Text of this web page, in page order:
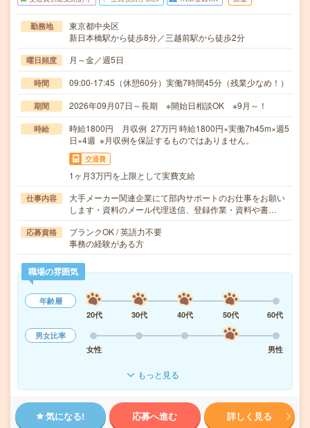
勤務地
東京都中央区
新日本橋駅から徒歩8分／三越前駅から徒歩2分
曜日頻度 月～金／週5日
時間 09:00-17:45（休憩60分）実働7時間45分（残業少なめ！）
期間 2026年09月07日～長期 ※開始日相談OK ※9月～！
時給
時給1800円 月収例 27万円 時給1800円×実働7h45m×週5
日×4週 ※月収例を保証するものではありません。
交通費
1ヶ月3万円を上限として実費支給
仕事内容
大手メーカー関連企業にて部内サポートのお仕事をお願い
します・資料のメール代理送信、登録作業・資料や書…
応募資格
ブランクOK / 英語力不要
事務の経験がある方
職場の雰囲気
年齢層
20代
30代 40代 50代
60代
男女比率
女性
男性
もっと見る
気になる! 応募へ進む 詳しく見る